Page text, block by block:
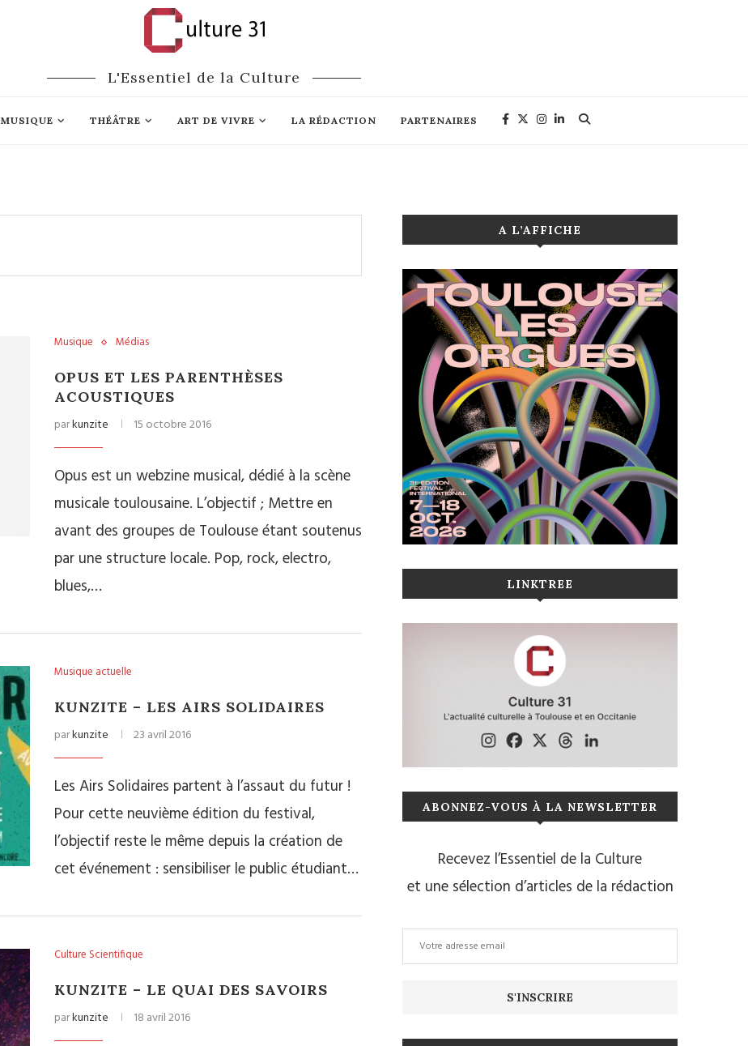
L'Essentiel de la Culture
MUSIQUE THÉÂTRE ART DE VIVRE LA RÉDACTION PARTENAIRES
Musique Médias
OPUS ET LES PARENTHÈSES
ACOUSTIQUES
parkunzite 15 octobre 2016
Opus est un webzine musical, dédié à la scène
musicale toulousaine. L’objectif ; Mettre en
avant des groupes de Toulouse étant soutenus
par une structure locale. Pop, rock, electro,
blues,…
Musique actuelle
KUNZITE – LES AIRS SOLIDAIRES
parkunzite 23 avril 2016
Les Airs Solidaires partent à l’assaut du futur !
Pour cette neuvième édition du festival,
l’objectif reste le même depuis la création de
cet événement : sensibiliser le public étudiant…
Culture Scientifique
KUNZITE – LE QUAI DES SAVOIRS
parkunzite 18 avril 2016
A L’AFFICHE
LINKTREE
ABONNEZ-VOUS À LA NEWSLETTER
Recevez l’Essentiel de la Culture
et une sélection d’articles de la rédaction